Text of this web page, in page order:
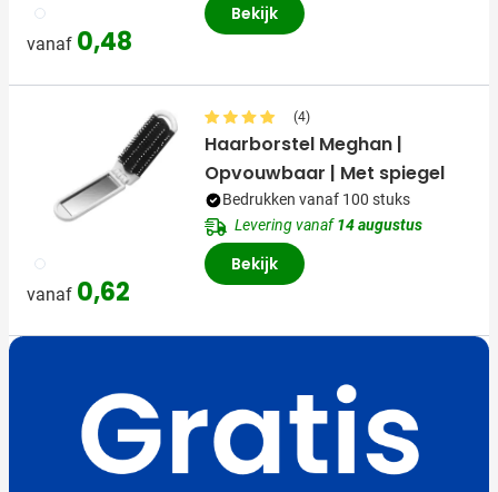
002
vanaf 0,48
Bekijk
002
vanaf 0,62
(4)
Haarborstel Meghan |
Opvouwbaar | Met spiegel
Bedrukken vanaf 100 stuks
Levering vanaf14 augustus
Bekijk